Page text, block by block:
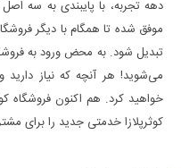
دهه تجربه، با پایبندی به سه
موفق شده تا همگام با دیگر
تبدیل شود. به محض ورود به
می‌شوید! هر آنچه که نیاز
خواهید کرد. هم اکنون فروشگاه
کوثرپلازا خدمتی جدید را برای